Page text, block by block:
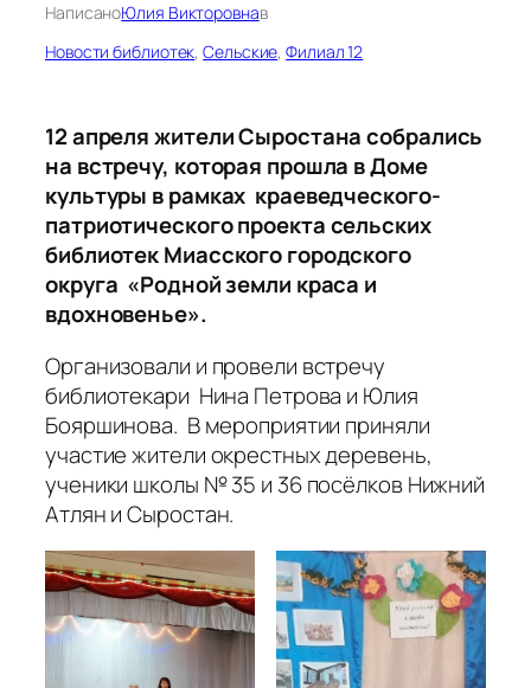
НаписаноЮлия Викторовнав
Новости библиотек, Сельские, Филиал 12
12 апреля жители Сыростана собрались
на встречу, которая прошла в Доме
культуры в рамках краеведческого-
патриотического проекта сельских
библиотек Миасского городского
округа «Родной земли краса и
вдохновенье».
Организовали и провели встречу
библиотекари Нина Петрова и Юлия
Бояршинова. В мероприятии приняли
участие жители окрестных деревень,
ученики школы № 35 и 36 посёлков Нижний
Атлян и Сыростан.